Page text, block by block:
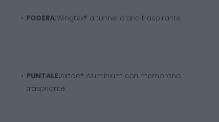
FODERA:Wingtex® a tunnel d’aria traspirante;
PUNTALE:Airtoe® Aluminium con membrana
traspirante;